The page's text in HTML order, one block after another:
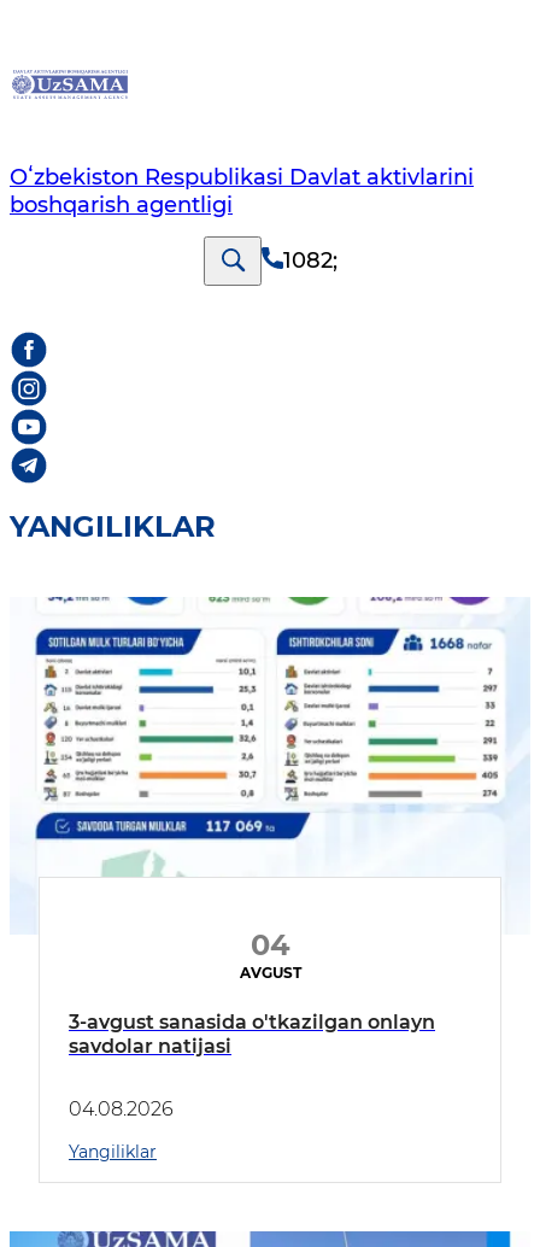
Oʻzbekiston Respublikasi Davlat aktivlarini
boshqarish agentligi
1082;
YANGILIKLAR
04
AVGUST
3-avgust sanasida o'tkazilgan onlayn
savdolar natijasi
04.08.2026
Yangiliklar